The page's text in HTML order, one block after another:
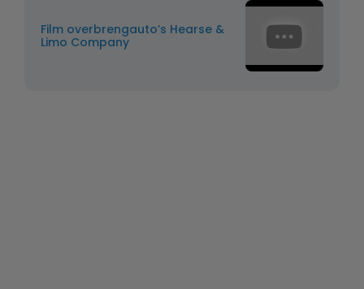
Film overbrengauto’s Hearse &
Limo Company